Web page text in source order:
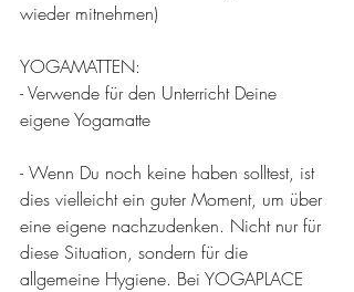
wieder mitnehmen)
YOGAMATTEN:
- Verwende für den Unterricht Deine
eigene Yogamatte
- Wenn Du noch keine haben solltest, ist
dies vielleicht ein guter Moment, um über
eine eigene nachzudenken. Nicht nur für
diese Situation, sondern für die
allgemeine Hygiene. Bei YOGAPLACE